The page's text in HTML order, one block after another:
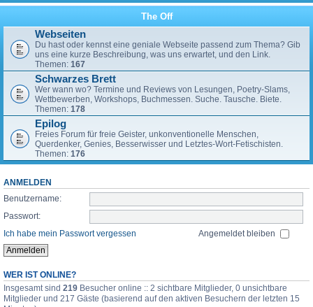
The Off
Webseiten
Du hast oder kennst eine geniale Webseite passend zum Thema? Gib
uns eine kurze Beschreibung, was uns erwartet, und den Link.
Themen: 167
Schwarzes Brett
Wer wann wo? Termine und Reviews von Lesungen, Poetry-Slams,
Wettbewerben, Workshops, Buchmessen. Suche. Tausche. Biete.
Themen: 178
Epilog
Freies Forum für freie Geister, unkonventionelle Menschen,
Querdenker, Genies, Besserwisser und Letztes-Wort-Fetischisten.
Themen: 176
ANMELDEN
Benutzername:
Passwort:
Ich habe mein Passwort vergessen
Angemeldet bleiben
WER IST ONLINE?
Insgesamt sind 219 Besucher online :: 2 sichtbare Mitglieder, 0 unsichtbare
Mitglieder und 217 Gäste (basierend auf den aktiven Besuchern der letzten 15